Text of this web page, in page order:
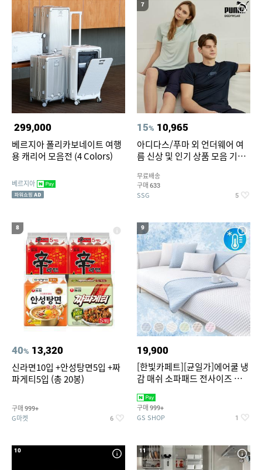
299,000
베르지아 폴리카보네이트 여행
용 캐리어 모음전 (4 Colors)
베르지아
7
15% 10,965
아디다스/푸마 외 언더웨어 여
름 신상 및 인기 상품 모음 기획
무료배송
구매 633
SSG 5
8
40% 13,320
신라면10입 +안성탕면5입 +짜
파게티5입 (총 20봉)
구매 999+
G마켓 6
9
19,900
[한빛카페트][균일가]에어쿨 냉
감 매쉬 소파패드 전사이즈 균일
구매 999+
GS SHOP 1
10 11